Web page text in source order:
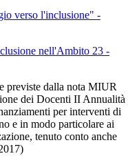
verso l'inclusione" -
nell'Ambito 23 -
previste dalla nota MIUR
dei Docenti II Annualità
per interventi di
e in modo particolare ai
tenuto conto anche